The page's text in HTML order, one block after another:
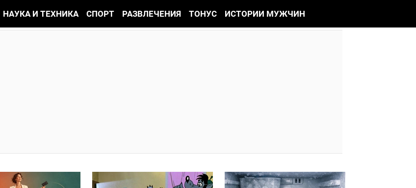
НАУКА И ТЕХНИКА СПОРТ РАЗВЛЕЧЕНИЯ ТОНУС ИСТОРИИ МУЖЧИН